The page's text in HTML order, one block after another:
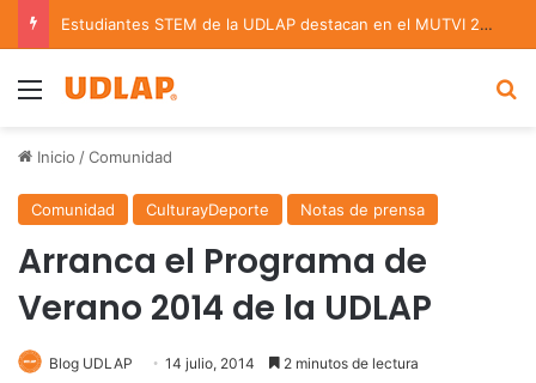
Estudiantes STEM de la UDLAP destacan en el MUTVI 2026
Menu
Inicio /Comunidad
Comunidad CulturayDeporte Notas de prensa
Arranca el Programa de
Verano 2014 de la UDLAP
Blog UDLAP 14 julio, 2014 2 minutos de lectura